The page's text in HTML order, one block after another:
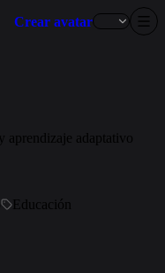
Crear avatar
aprendizaje adaptativo
Educación